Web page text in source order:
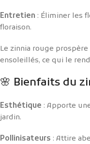
Entretien : Éliminer les
floraison.
Le zinnia rouge
ensoleillés, ce qui le
🌸 Bienfaits du
Esthétique : Apporte
jardin.
Pollinisateurs : Attire